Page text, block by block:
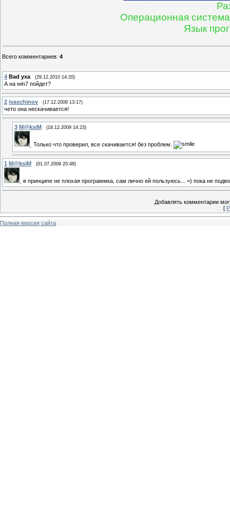
Операционная
Язык
Всего комментариев: 4
4 Bad yxa (29.12.2010 14:20)
А на win7 пойдет?
2 ivaschinov (17.12.2009 13:17)
чето она нескачивается!
3 M@ksiM (18.12.2009 14:23)
Только что проверил, все скачивается! без проблем.
1 M@ksiM (01.07.2009 20:48)
в принципе не плохая программка, сам лично ей пользуюсь... =) пока не
Добавлять комментарии
[
Полная версия сайта